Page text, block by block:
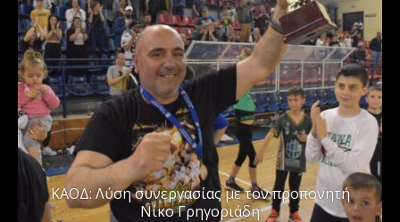
ΚΑΟΔ: Λύση συνεργασίας με τον προπονητή
Νίκο Γρηγοριάδη